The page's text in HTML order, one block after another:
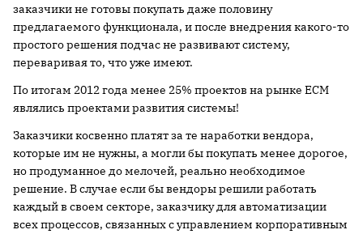
заказчики не готовы покупать даже половину
предлагаемого функционала, и после внедрения какого-то
простого решения подчас не развивают систему,
переваривая то, что уже имеют.
По итогам 2012 года менее 25% проектов на рынке ECM
являлись проектами развития системы!
Заказчики косвенно платят за те наработки вендора,
которые им не нужны, а могли бы покупать менее дорогое,
но продуманное до мелочей, реально необходимое
решение. В случае если бы вендоры решили работать
каждый в своем секторе, заказчику для автоматизации
всех процессов, связанных с управлением корпоративным